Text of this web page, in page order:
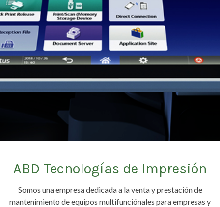
ABD Tecnologías de Impresión
Somos una empresa dedicada a la venta y prestación de
mantenimiento de equipos multifunciónales para empresas y